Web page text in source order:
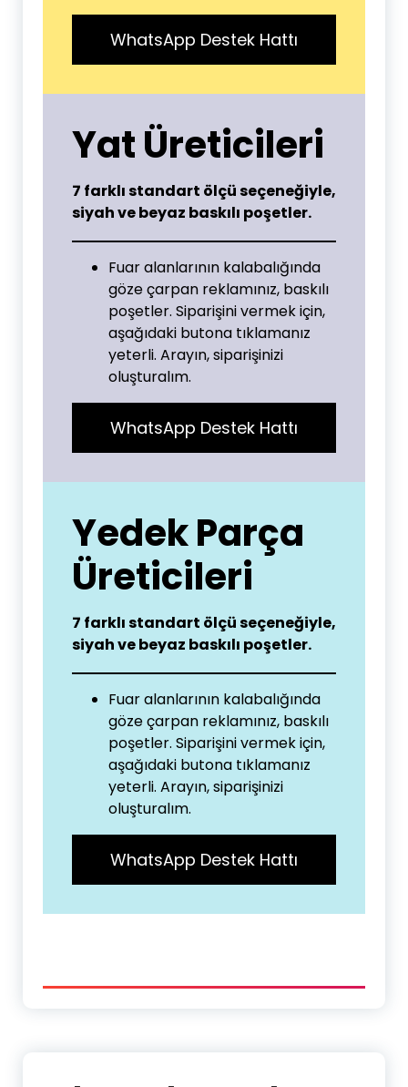
WhatsApp Destek Hattı
Yat Üreticileri
7 farklı standart ölçü seçeneğiyle,
siyah ve beyaz baskılı poşetler.
Fuar alanlarının kalabalığında
göze çarpan reklamınız, baskılı
poşetler. Siparişini vermek için,
aşağıdaki butona tıklamanız
yeterli. Arayın, siparişinizi
oluşturalım.
WhatsApp Destek Hattı
Yedek Parça
Üreticileri
7 farklı standart ölçü seçeneğiyle,
siyah ve beyaz baskılı poşetler.
Fuar alanlarının kalabalığında
göze çarpan reklamınız, baskılı
poşetler. Siparişini vermek için,
aşağıdaki butona tıklamanız
yeterli. Arayın, siparişinizi
oluşturalım.
WhatsApp Destek Hattı